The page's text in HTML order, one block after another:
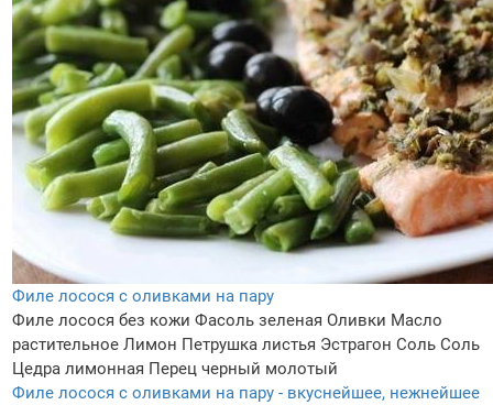
Филе лосося с оливками на пару
Филе лосося без кожи Фасоль зеленая Оливки Масло
растительное Лимон Петрушка листья Эстрагон Соль Соль
Цедра лимонная Перец черный молотый
Филе лосося с оливками на пару - вкуснейшее, нежнейшее